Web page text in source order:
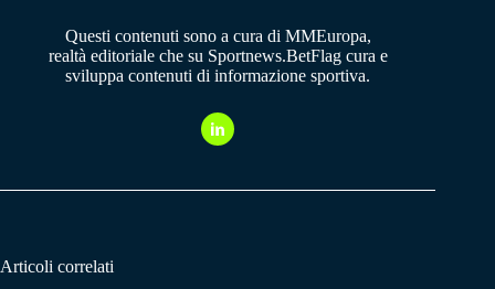
Questi contenuti sono a cura di MMEuropa,
realtà editoriale che su Sportnews.BetFlag cura e
sviluppa contenuti di informazione sportiva.
Articoli correlati